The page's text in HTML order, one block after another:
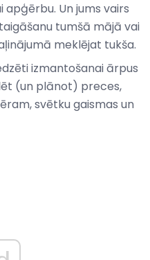
apģērbu. Un jums vairs
tumšā mājā vai
meklējat tukša.
izmantošanai ārpus
(un plānot) preces,
svētku gaismas un